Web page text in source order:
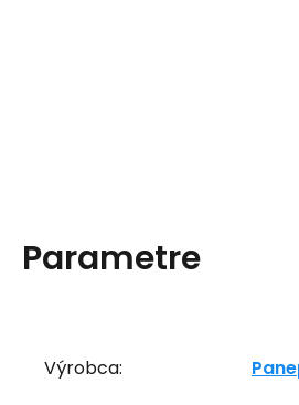
Parametre
Výrobca: